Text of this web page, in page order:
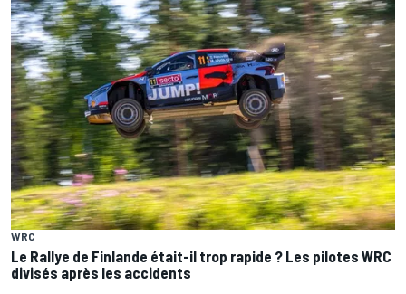
WRC
Le Rallye de Finlande était-il trop rapide ? Les pilotes WRC
divisés après les accidents